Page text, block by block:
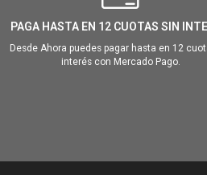
PAGA HASTA EN 12 CUOTAS SIN
Desde Ahora puedes pagar hasta en 12
interés con Mercado Pago.